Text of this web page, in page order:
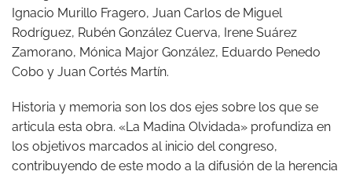
Ignacio Murillo Fragero, Juan Carlos de Miguel
Rodríguez, Rubén González Cuerva, Irene Suárez
Zamorano, Mónica Major González, Eduardo Penedo
Cobo y Juan Cortés Martín.
Historia y memoria son los dos ejes sobre los que se
articula esta obra. «La Madina Olvidada» profundiza en
los objetivos marcados al inicio del congreso,
contribuyendo de este modo a la difusión de la herencia